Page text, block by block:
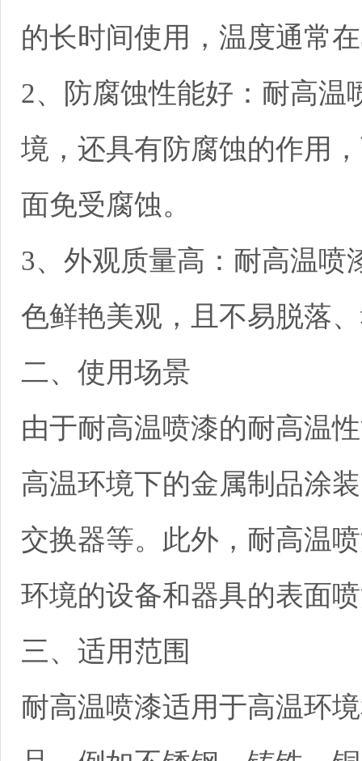
的长时间使用，温度通常
2、防腐蚀性能好：耐高温
境，还具有防腐蚀的作用
面免受腐蚀。
3、外观质量高：耐高温喷
色鲜艳美观，且不易脱落
二、使用场景
由于耐高温喷漆的耐高温
高温环境下的金属制品涂
交换器等。此外，耐高温
环境的设备和器具的表面
三、适用范围
耐高温喷漆适用于高温环